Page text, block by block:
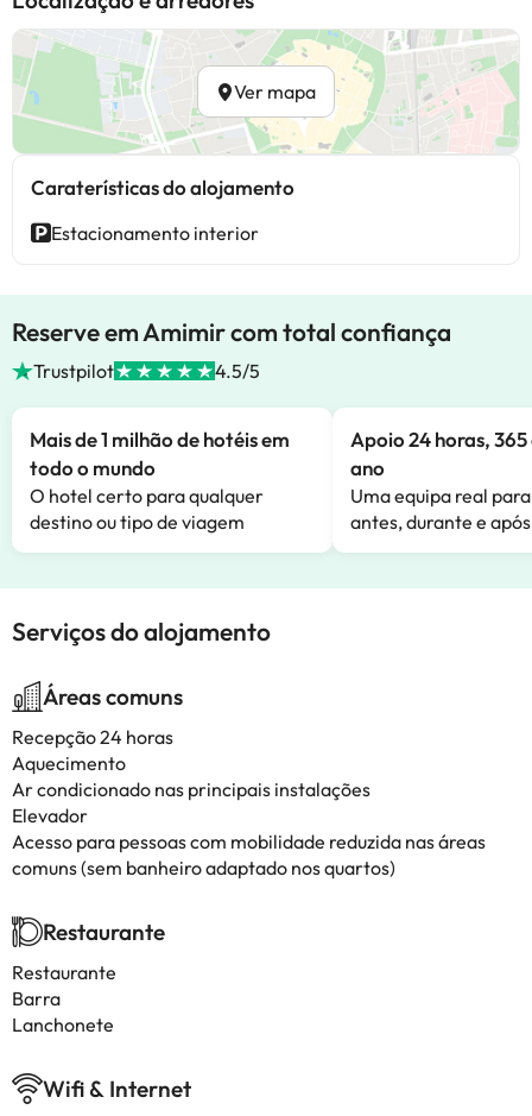
Ver mapa
Caraterísticas do alojamento
Estacionamento interior
Reserve em Amimir com total confiança
Trustpilot 4.5/5
Mais de 1 milhão de hotéis em
todo o mundo
O hotel certo para qualquer
destino ou tipo de viagem
Apoio 24 horas,
ano
Uma equipa real
antes, durante e
Serviços do alojamento
Áreas comuns
Recepção 24 horas
Aquecimento
Ar condicionado nas principais instalações
Elevador
Acesso para pessoas com mobilidade reduzida nas áreas
comuns (sem banheiro adaptado nos quartos)
Restaurante
Restaurante
Barra
Lanchonete
Wifi & Internet